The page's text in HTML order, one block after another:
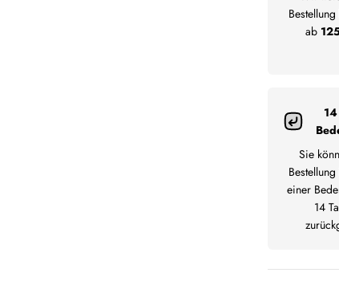
ab
Sie
einer
14